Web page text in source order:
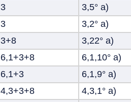
3 3,5° а)
3 3,2° а)
3+8 3,22° а)
6,1+3+8 6,1,10° а)
6,1+3 6,1,9° а)
4,3+3+8 4,3,1° а)